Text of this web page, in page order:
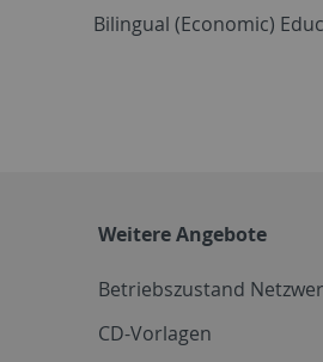
Bilingual (Economic)
Weitere Angebote
Betriebszustand
CD-Vorlagen